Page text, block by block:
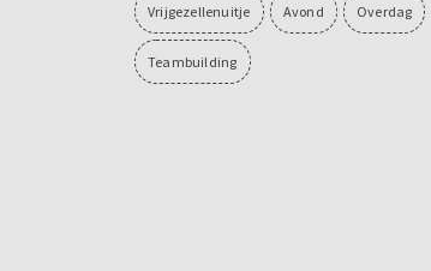
Vrijgezellenuitje Avond Overdag
Teambuilding